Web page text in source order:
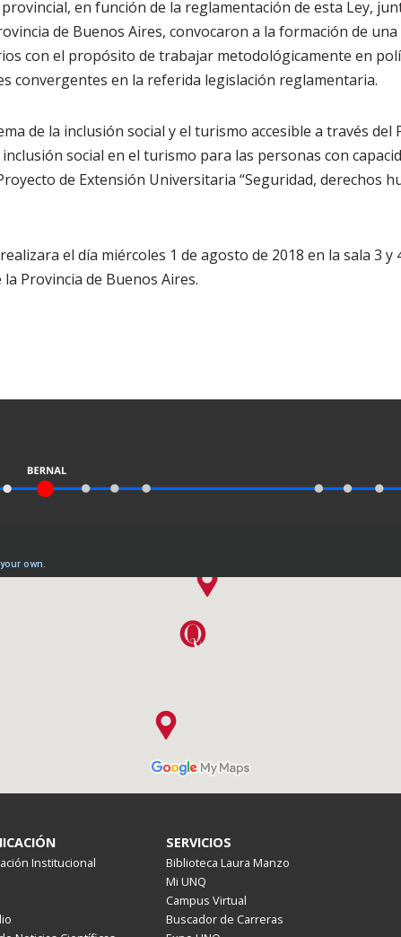
en función de la reglamentación de esta Ley,
de Buenos Aires, convocaron a la formación de
con el propósito de trabajar metodológicamente en
convergentes en la referida legislación reglamentaria.
de la inclusión social y el turismo accesible a través
inclusión social en el turismo para las personas con
de Extensión Universitaria “Seguridad, derechos
el día miércoles 1 de agosto de 2018 en la sala 3 y
Provincia de Buenos Aires.
Institucional
SERVICIOS
Biblioteca Laura Manzo
Mi UNQ
Campus Virtual
Buscador de Carreras